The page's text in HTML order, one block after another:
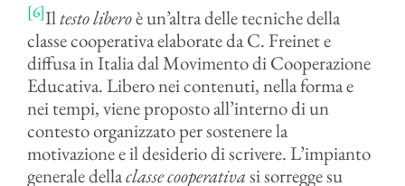
[6]Iltesto liberoè un’altra delle tecniche della
classe cooperativa elaborate da C. Freinet e
diffusa in Italia dal Movimento di Cooperazione
Educativa. Libero nei contenuti, nella forma e
nei tempi, viene proposto all’interno di un
contesto organizzato per sostenere la
motivazione e il desiderio di scrivere. L’impianto
generale dellaclasse cooperativasi sorregge su